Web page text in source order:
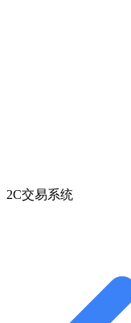
2C交易系统